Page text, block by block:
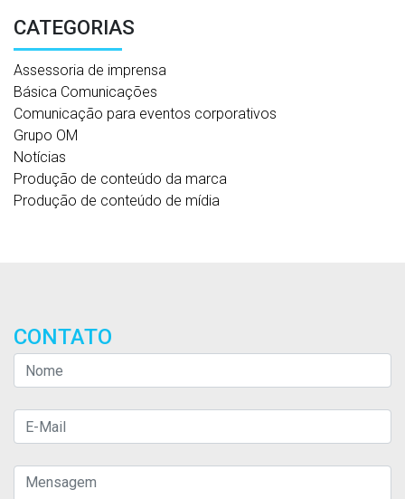
CATEGORIAS
Assessoria de imprensa
Básica Comunicações
Comunicação para eventos corporativos
Grupo OM
Notícias
Produção de conteúdo da marca
Produção de conteúdo de mídia
CONTATO